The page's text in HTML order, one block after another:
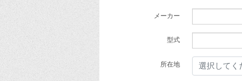
メーカー
型式
所在地 選択してく